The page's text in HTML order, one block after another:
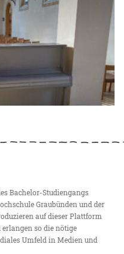
Bachelor-Studiengangs
Graubünden und der
auf dieser Plattform
so die nötige
Umfeld in Medien und